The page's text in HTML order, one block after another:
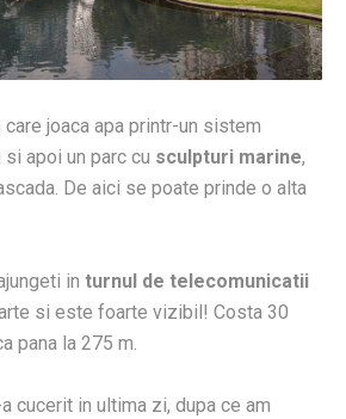
care joaca apa printr-un sistem
apoi un parc cu sculpturi marine,
De aici se poate prinde o alta
in turnul de telecomunicatii
si este foarte vizibil! Costa 30
pana la 275 m.
cucerit in ultima zi, dupa ce am